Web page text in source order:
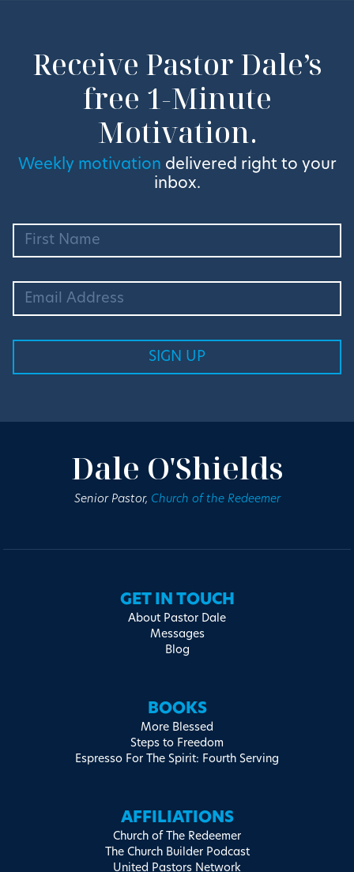
Receive Pastor Dale’s
free 1-Minute
Motivation.
Weekly motivation delivered right to your
inbox.
Dale O'Shields
Senior Pastor, Church of the Redeemer
GET IN TOUCH
About Pastor Dale
Messages
Blog
BOOKS
More Blessed
Steps to Freedom
Espresso For The Spirit: Fourth Serving
AFFILIATIONS
Church of The Redeemer
The Church Builder Podcast
United Pastors Network